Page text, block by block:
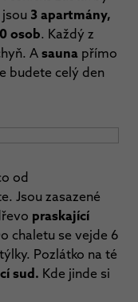
3 apartmány,
osob. Každý z
Asauna přímo
budete celý den
od
Jsou zasazené
praskající
chaletu se vejde 6
Pozlátko na té
sud. Kde jinde si